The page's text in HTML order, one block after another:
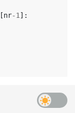
[nr-1 ]: